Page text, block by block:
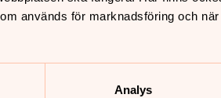
används för marknadsföring och
Analys